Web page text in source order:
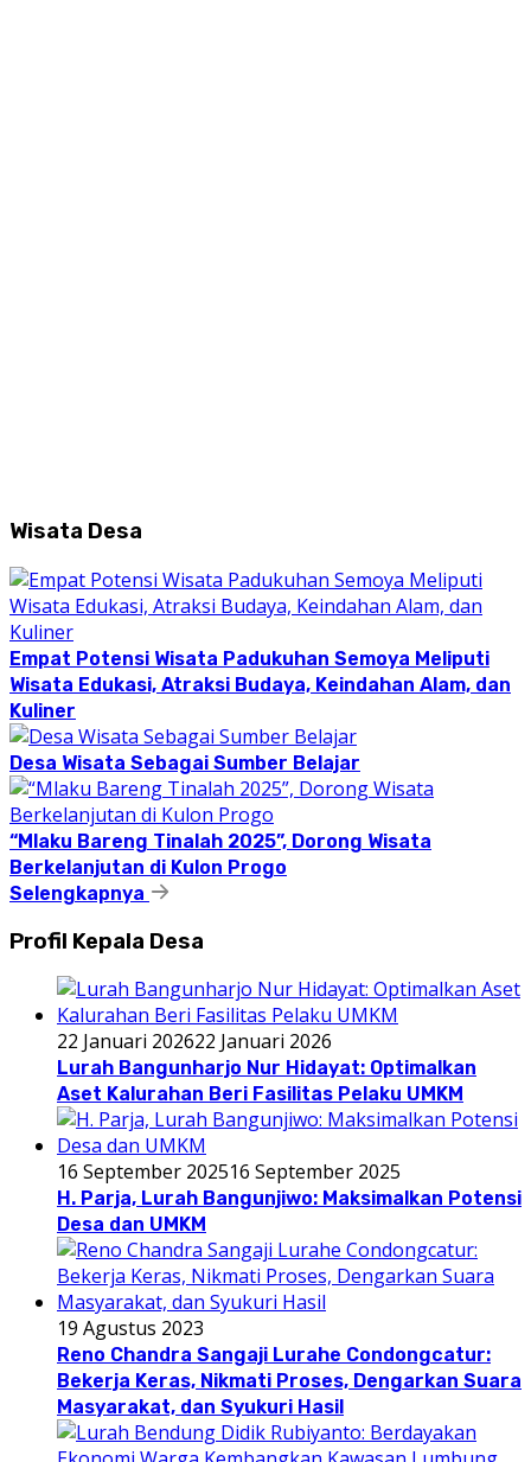
Wisata Desa
Empat Potensi Wisata Padukuhan Semoya Meliputi
Wisata Edukasi, Atraksi Budaya, Keindahan Alam, dan
Kuliner
Desa Wisata Sebagai Sumber Belajar
“Mlaku Bareng Tinalah 2025”, Dorong Wisata
Berkelanjutan di Kulon Progo
Selengkapnya
Profil Kepala Desa
22 Januari 202622 Januari 2026
Lurah Bangunharjo Nur Hidayat: Optimalkan
Aset Kalurahan Beri Fasilitas Pelaku UMKM
16 September 202516 September 2025
H. Parja, Lurah Bangunjiwo: Maksimalkan Potensi
Desa dan UMKM
19 Agustus 2023
Reno Chandra Sangaji Lurahe Condongcatur:
Bekerja Keras, Nikmati Proses, Dengarkan Suara
Masyarakat, dan Syukuri Hasil